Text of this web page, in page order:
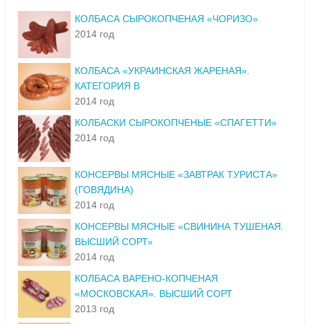
КОЛБАСА СЫРОКОПЧЕНАЯ «ЧОРИЗО»
2014 год
КОЛБАСА «УКРАИНСКАЯ ЖАРЕНАЯ».
КАТЕГОРИЯ В
2014 год
КОЛБАСКИ СЫРОКОПЧЕНЫЕ «СПАГЕТТИ»
2014 год
КОНСЕРВЫ МЯСНЫЕ «ЗАВТРАК ТУРИСТА»
(ГОВЯДИНА)
2014 год
КОНСЕРВЫ МЯСНЫЕ «СВИНИНА ТУШЕНАЯ.
ВЫСШИЙ СОРТ»
2014 год
КОЛБАСА ВАРЕНО-КОПЧЕНАЯ
«МОСКОВСКАЯ». ВЫСШИЙ СОРТ
2013 год